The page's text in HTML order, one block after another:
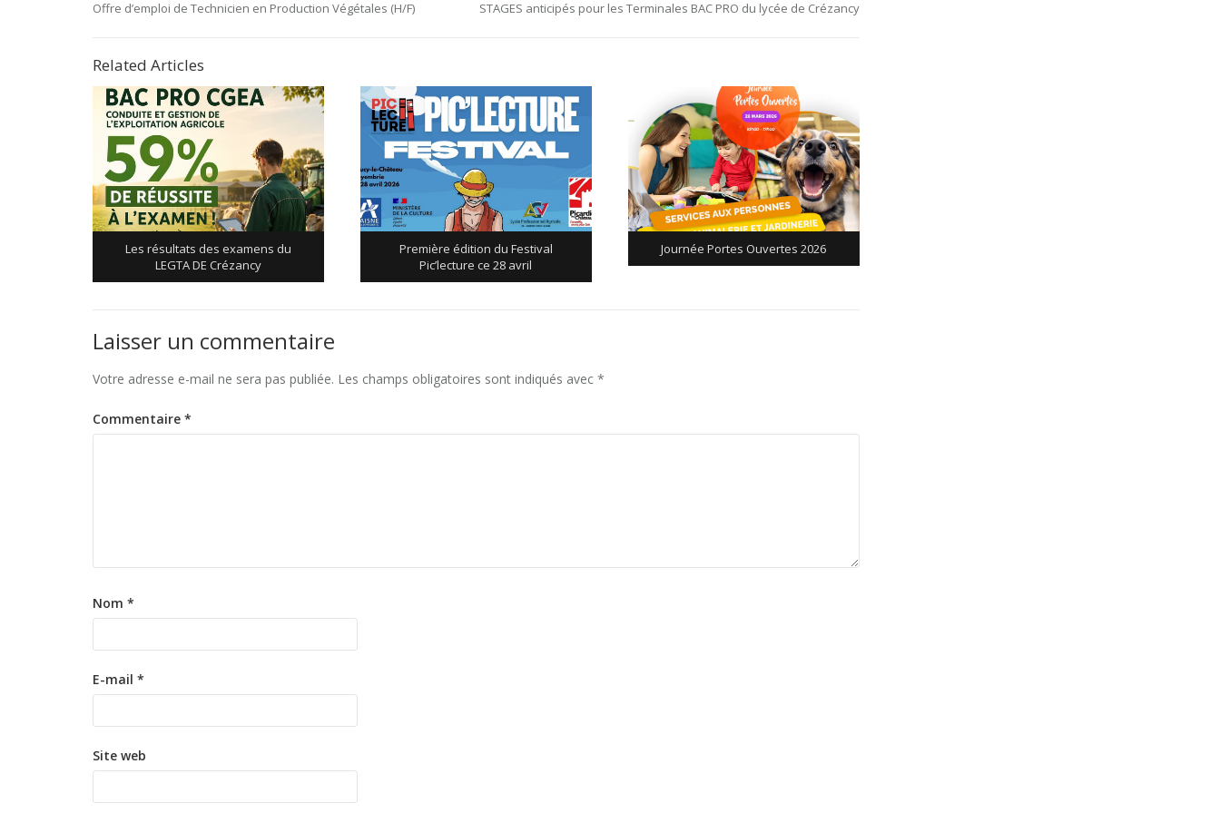
de
l’article
Previous
Offre d’emploi de Technicien en Production Végétales (H/F)
Next
STAGES anticipés pour les Terminales BAC PRO du lycée de Crézancy
Related Articles
Les résultats des examens du
LEGTA DE Crézancy
Première édition du Festival
Pic’lecture ce 28 avril
Journée Portes Ouvertes 2026
Laisser un commentaire
Votre adresse e-mail ne sera pas publiée. Les champs obligatoires sont indiqués avec *
Commentaire *
Nom *
E-mail *
Site web